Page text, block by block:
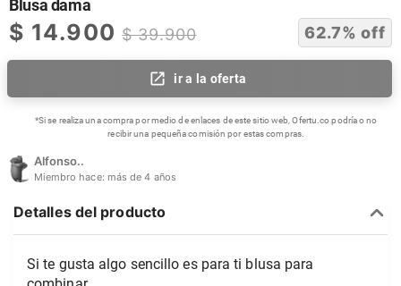
Blusa dama
$ 14.900 $39.900 62.7% off
ir a la oferta
*Si se realiza una compra por medio de enlaces de este sitio web, Ofertu.co podría o no
recibir una pequeña comisión por estas compras.
Alfonso..
Miembro hace: más de 4 años
Detalles del producto
Si te gusta algo sencillo es para ti blusa para